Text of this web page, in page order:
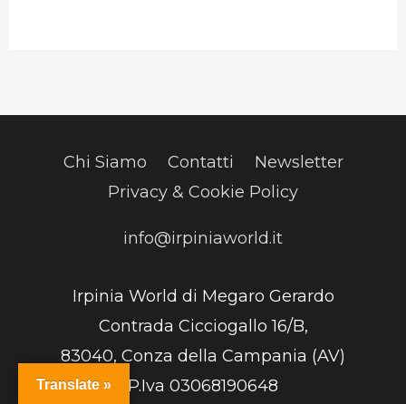
Chi Siamo Contatti
Newsletter
Privacy & Cookie Policy
info@irpiniaworld.it
Irpinia World di Megaro Gerardo
Contrada Cicciogallo 16/B,
83040, Conza della Campania (AV)
P.Iva 03068190648
Translate »